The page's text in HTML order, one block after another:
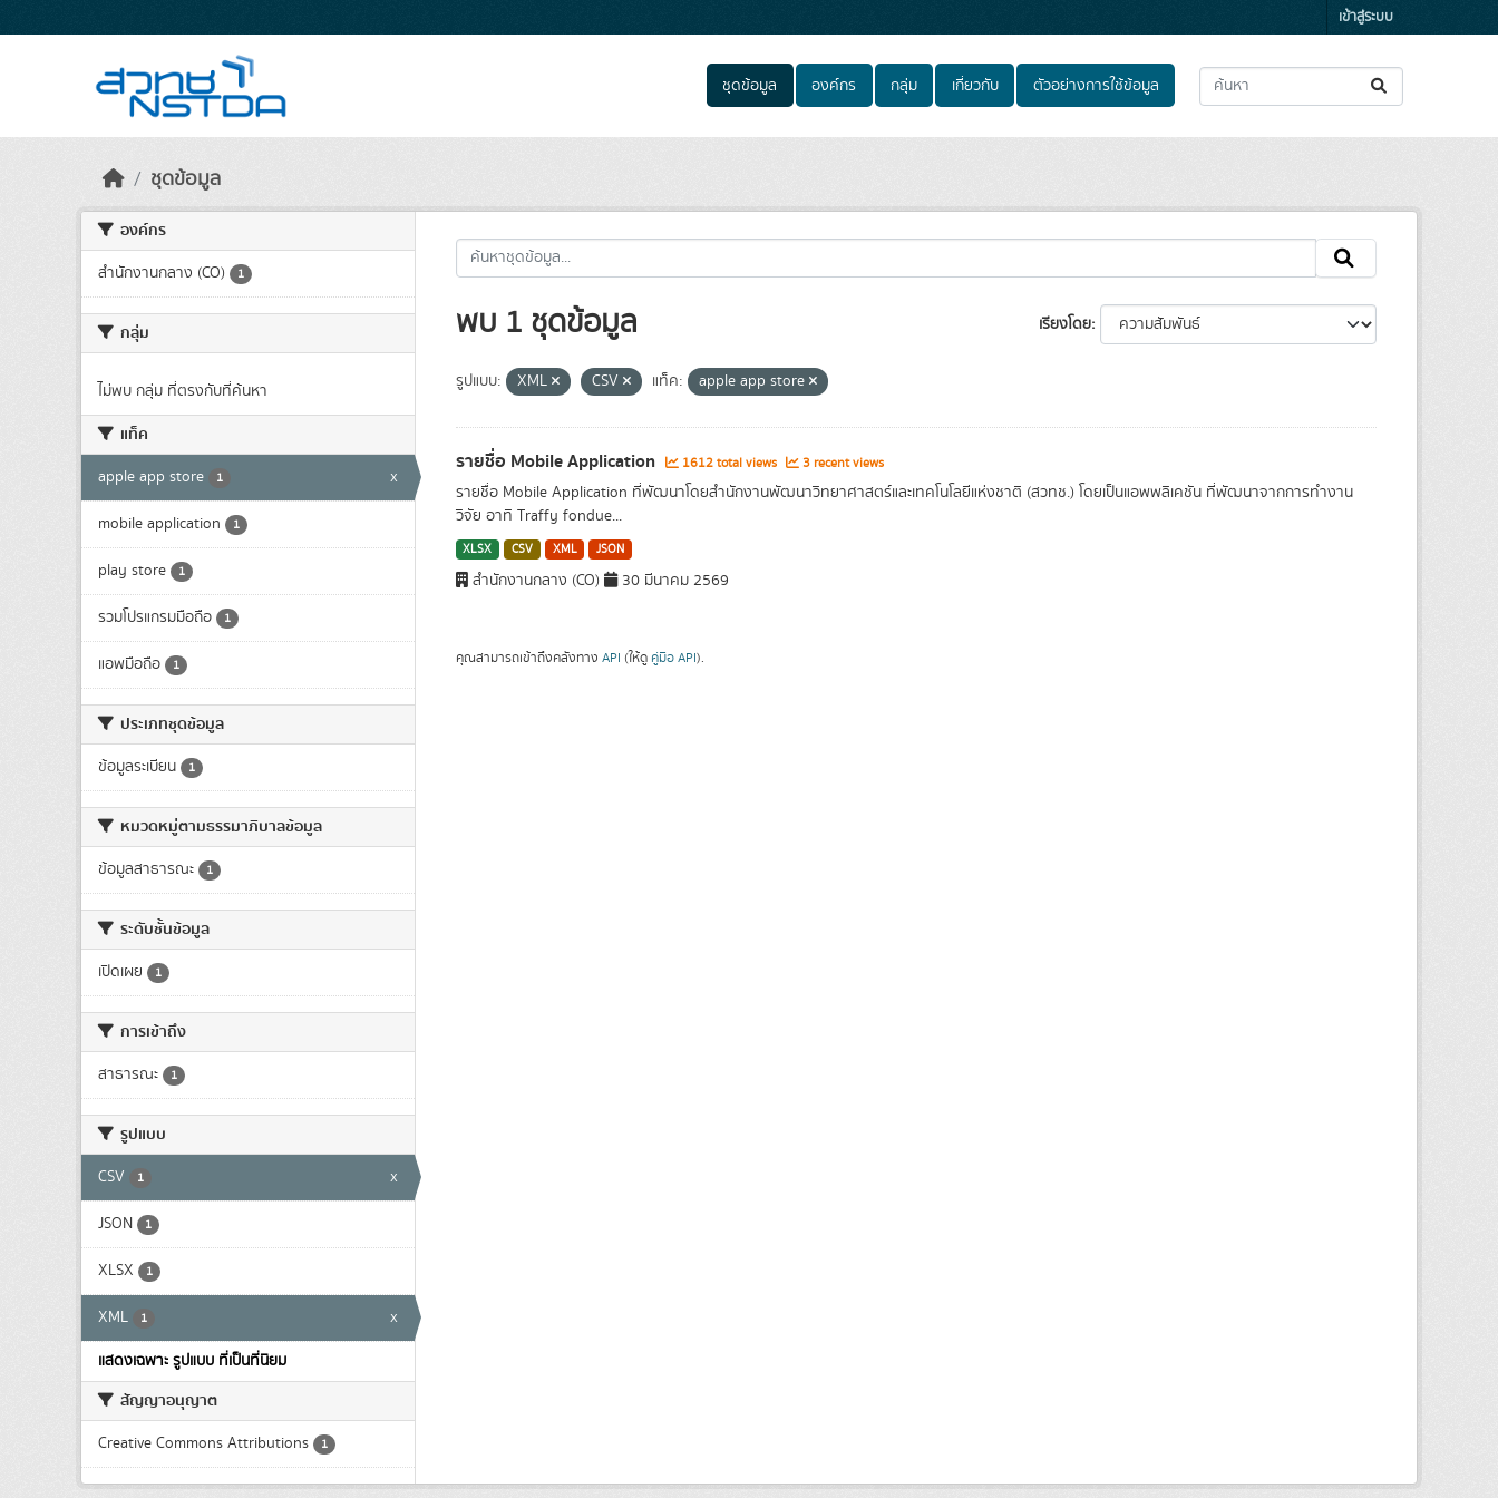
เข้าสู่ระบบ
ชุดข้อมูล องค์กร กลุ่ม เกี่ยวกับ ตัวอย่างการใช้ข้อมูล
ชุดข้อมูล
องค์กร
สำนักงานกลาง (CO) 1
กลุ่ม
ไม่พบ กลุ่ม ที่ตรงกับที่ค้นหา
แท็ค
apple app store 1 x
mobile application 1
play store 1
รวมโปรแกรมมือถือ 1
แอพมือถือ 1
ประเภทชุดข้อมูล
ข้อมูลระเบียน 1
หมวดหมู่ตามธรรมาภิบาลข้อมูล
ข้อมูลสาธารณะ 1
ระดับชั้นข้อมูล
เปิดเผย 1
การเข้าถึง
สาธารณะ 1
รูปแบบ
CSV 1 x
JSON 1
XLSX 1
XML 1
x
แสดงเฉพาะ รูปแบบ ที่เป็นที่นิยม
สัญญาอนุญาต
Creative Commons Attributions 1
เรียงโดย
พบ 1 ชุดข้อมูล
รูปแบบ: XML CSV แท็ค: apple app store
รายชื่อ Mobile Application 1612 total views 3 recent views
รายชื่อ Mobile Application ที่พัฒนาโดยสำนักงานพัฒนาวิทยาศาสตร์และเทคโนโลยีแห่งชาติ (สวทช.) โดยเป็นแอพพลิเคชัน ที่พัฒนาจากการทำงาน
วิจัย อาทิ Traffy fondue...
XLSX CSV XML JSON
สำนักงานกลาง (CO) 30 มีนาคม 2569
คุณสามารถเข้าถึงคลังทาง API (ให้ดู คู่มือ API).